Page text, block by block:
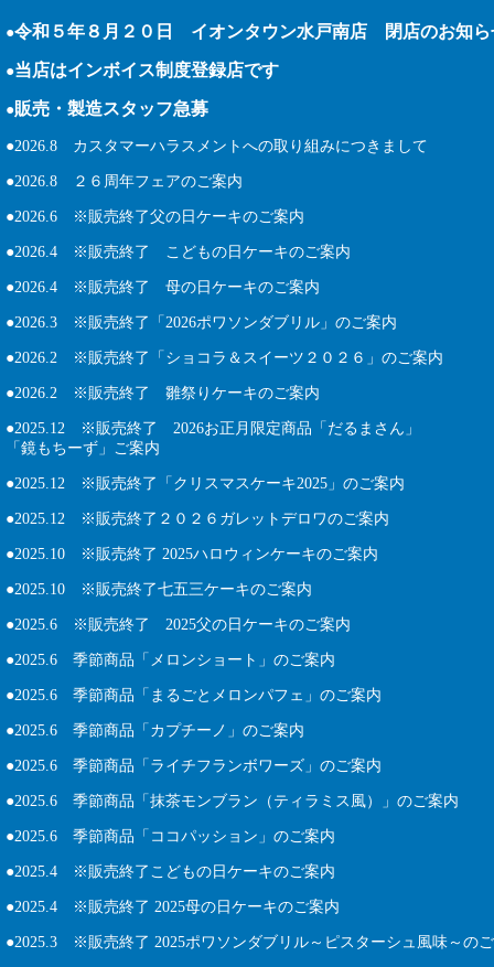
●令和５年８月２０日 イオンタウン水戸南店 閉店のお知ら
●当店はインボイス制度登録店です
●販売・製造スタッフ急募
●2026.8 カスタマーハラスメントへの取り組みにつきまして
●2026.8 ２６周年フェアのご案内
●2026.6 ※販売終了父の日ケーキのご案内
●2026.4 ※販売終了 こどもの日ケーキのご案内
●2026.4 ※販売終了 母の日ケーキのご案内
●2026.3 ※販売終了「2026ポワソンダブリル」のご案内
●2026.2 ※販売終了「ショコラ＆スイーツ２０２６」のご案内
●2026.2 ※販売終了 雛祭りケーキのご案内
●2025.12
※販売終了 2026お正月限定商品「だるまさん」
「鏡もちーず」ご案内
●2025.12 ※販売終了「クリスマスケーキ2025」のご案内
●2025.12 ※販売終了２０２６ガレットデロワのご案内
●2025.10 ※販売終了 2025ハロウィンケーキのご案内
●2025.10 ※販売終了七五三ケーキのご案内
●2025.6 ※販売終了 2025父の日ケーキのご案内
●2025.6 季節商品「メロンショート」のご案内
●2025.6 季節商品「まるごとメロンパフェ」のご案内
●2025.6 季節商品「カプチーノ」のご案内
●2025.6 季節商品「ライチフランボワーズ」のご案内
●2025.6 季節商品「抹茶モンブラン（ティラミス風）」のご案内
●2025.6 季節商品「ココパッション」のご案内
●2025.4 ※販売終了こどもの日ケーキのご案内
●2025.4 ※販売終了 2025母の日ケーキのご案内
●2025.3 ※販売終了 2025ポワソンダブリル～ピスターシュ風味～の